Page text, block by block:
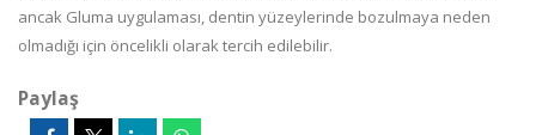
ancak Gluma uygulaması, dentin yüzeylerinde bozulmaya neden
olmadığı için öncelikli olarak tercih edilebilir.
Paylaş